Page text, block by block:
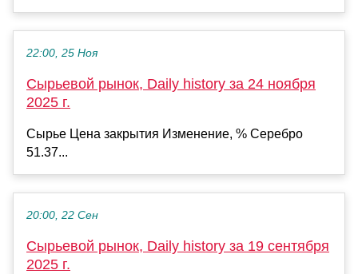
22:00, 25 Ноя
Сырьевой рынок, Daily history за 24 ноября
2025 г.
Сырье Цена закрытия Изменение, % Серебро
51.37...
20:00, 22 Сен
Сырьевой рынок, Daily history за 19 сентября
2025 г.